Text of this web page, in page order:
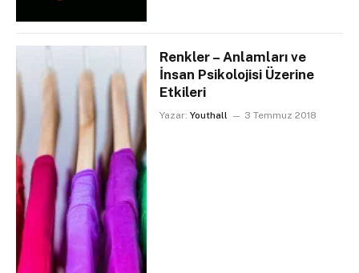
Renkler – Anlamları ve
İnsan Psikolojisi Üzerine
Etkileri
Yazar: Youthall 3 Temmuz 2018